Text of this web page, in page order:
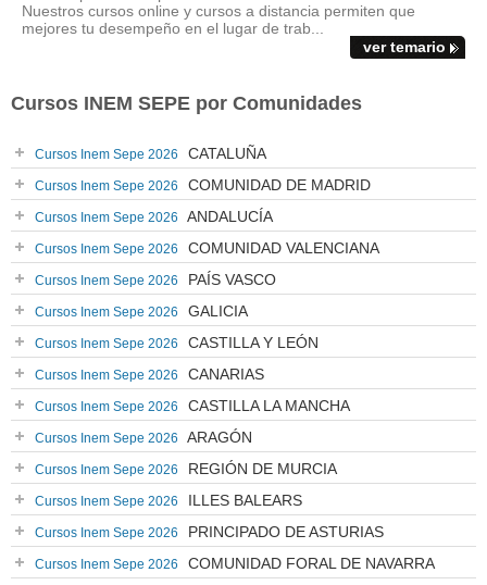
Nuestros cursos online y cursos a distancia permiten que
mejores tu desempeño en el lugar de trab...
ver temario
Cursos INEM SEPE por Comunidades
Cursos Inem Sepe 2026 CATALUÑA
Cursos Inem Sepe 2026 COMUNIDAD DE MADRID
Cursos Inem Sepe 2026 ANDALUCÍA
Cursos Inem Sepe 2026 COMUNIDAD VALENCIANA
Cursos Inem Sepe 2026 PAÍS VASCO
Cursos Inem Sepe 2026 GALICIA
Cursos Inem Sepe 2026 CASTILLA Y LEÓN
Cursos Inem Sepe 2026 CANARIAS
Cursos Inem Sepe 2026 CASTILLA LA MANCHA
Cursos Inem Sepe 2026 ARAGÓN
Cursos Inem Sepe 2026 REGIÓN DE MURCIA
Cursos Inem Sepe 2026 ILLES BALEARS
Cursos Inem Sepe 2026 PRINCIPADO DE ASTURIAS
Cursos Inem Sepe 2026 COMUNIDAD FORAL DE NAVARRA